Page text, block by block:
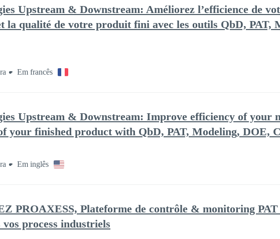
Upstream & Downstream: Améliorez l’efficience de
la qualité de votre produit fini avec les outils QbD, PAT,
Em francês
Upstream & Downstream: Improve efficiency of your
your finished product with QbD, PAT, Modeling, DOE,
Em inglês
PROAXESS, Plateforme de contrôle & monitoring
vos process industriels